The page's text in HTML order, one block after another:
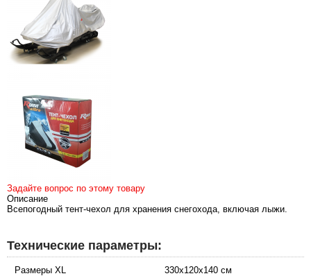
Задайте вопрос по этому товару
Описание
Всепогодный тент-чехол для хранения снегохода, включая лыжи.
Технические параметры:
Размеры XL
330х120х140 см